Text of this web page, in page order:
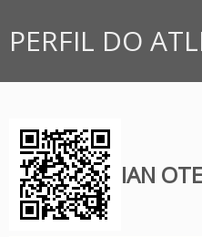
PERFIL DO
IAN